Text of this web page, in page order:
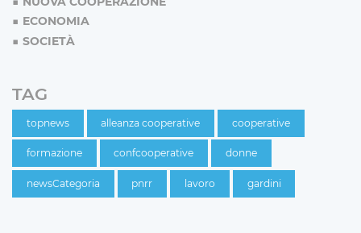
ECONOMIA
SOCIETÀ
TAG
topnews alleanza cooperative cooperative
formazione confcooperative donne
newsCategoria pnrr lavoro gardini